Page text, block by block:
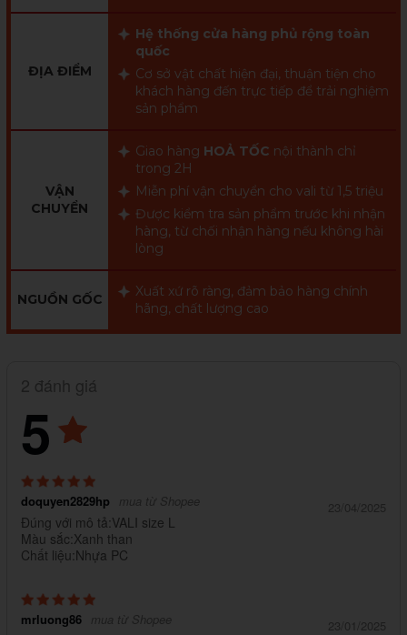
ĐỊA ĐIỂM
Hệ thống cửa hàng phủ rộng toàn
quốc
Cơ sở vật chất hiện đại, thuận tiện cho
khách hàng đến trực tiếp để trải nghiệm
sản phẩm
VẬN
CHUYỂN
Giao hàng HOẢ TỐC nội thành chỉ
trong 2H
Miễn phí vận chuyển cho vali từ 1,5 triệu
Được kiểm tra sản phẩm trước khi nhận
hàng, từ chối nhận hàng nếu không hài
lòng
NGUỒN GỐC
Xuất xứ rõ ràng, đảm bảo hàng chính
hãng, chất lượng cao
2 đánh giá
5
doquyen2829hp mua từ Shopee 23/04/2025
Đúng với mô tả:VALI size L
Màu sắc:Xanh than
Chất liệu:Nhựa PC
mrluong86 mua từ Shopee 23/01/2025